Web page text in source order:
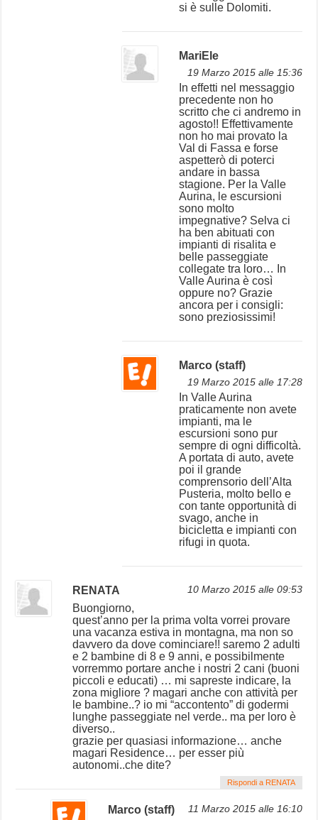
si è sulle Dolomiti.
MariEle
19 Marzo 2015 alle 15:36
In effetti nel messaggio
precedente non ho
scritto che ci andremo in
agosto!! Effettivamente
non ho mai provato la
Val di Fassa e forse
aspetterò di poterci
andare in bassa
stagione. Per la Valle
Aurina, le escursioni
sono molto
impegnative? Selva ci
ha ben abituati con
impianti di risalita e
belle passeggiate
collegate tra loro… In
Valle Aurina è così
oppure no? Grazie
ancora per i consigli:
sono preziosissimi!
Marco (staff)
19 Marzo 2015 alle 17:28
In Valle Aurina
praticamente non avete
impianti, ma le
escursioni sono pur
sempre di ogni difficoltà.
A portata di auto, avete
poi il grande
comprensorio dell’Alta
Pusteria, molto bello e
con tante opportunità di
svago, anche in
bicicletta e impianti con
rifugi in quota.
RENATA 10 Marzo 2015 alle 09:53
Buongiorno,
quest’anno per la prima volta vorrei provare
una vacanza estiva in montagna, ma non so
davvero da dove cominciare!! saremo 2 adulti
e 2 bambine di 8 e 9 anni, e possibilmente
vorremmo portare anche i nostri 2 cani (buoni
piccoli e educati) … mi sapreste indicare, la
zona migliore ? magari anche con attività per
le bambine..? io mi “accontento” di godermi
lunghe passeggiate nel verde.. ma per loro è
diverso..
grazie per quasiasi informazione… anche
magari Residence… per esser più
autonomi..che dite?
Rispondi a RENATA
Marco (staff) 11 Marzo 2015 alle 16:10